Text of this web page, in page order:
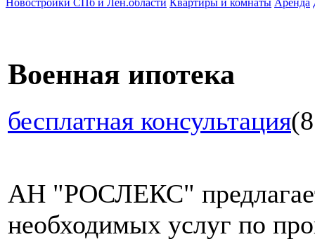
Военная ипотека
бесплатная консультация
АН "РОСЛЕКС"
необходимых услуг по